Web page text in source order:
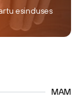
esinduses
MAM